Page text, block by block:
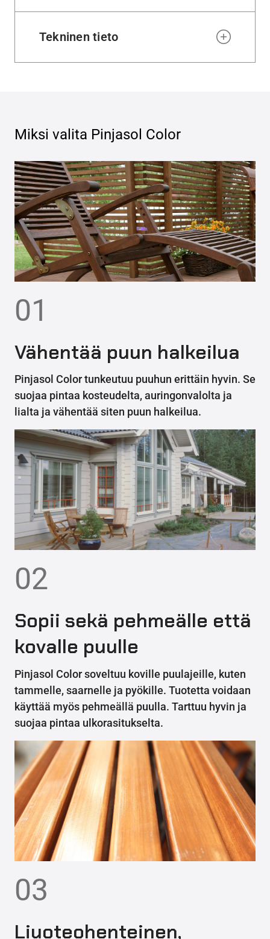
Tekninen tieto
Miksi valita Pinjasol Color
01
Vähentää puun halkeilua
Pinjasol Color tunkeutuu puuhun erittäin hyvin. Se
suojaa pintaa kosteudelta, auringonvalolta ja
lialta ja vähentää siten puun halkeilua.
02
Sopii sekä pehmeälle että
kovalle puulle
Pinjasol Color soveltuu koville puulajeille, kuten
tammelle, saarnelle ja pyökille. Tuotetta voidaan
käyttää myös pehmeällä puulla. Tarttuu hyvin ja
suojaa pintaa ulkorasitukselta.
03
Liuoteohenteinen,